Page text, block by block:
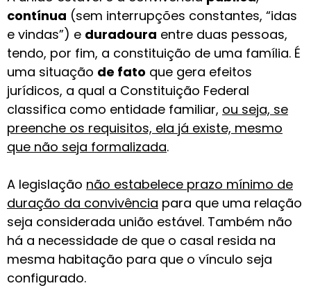
contínua (sem interrupções constantes, “idas
e vindas”) e duradoura entre duas pessoas,
tendo, por fim, a constituição de uma família. É
uma situação de fato que gera efeitos
jurídicos, a qual a Constituição Federal
classifica como entidade familiar, ou seja, se
preenche os requisitos, ela já existe, mesmo
que não seja formalizada.
A legislação não estabelece prazo mínimo de
duração da convivência para que uma relação
seja considerada união estável. Também não
há a necessidade de que o casal resida na
mesma habitação para que o vínculo seja
configurado.